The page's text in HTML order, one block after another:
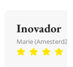
Inovador
Marie